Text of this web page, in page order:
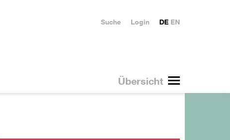
Übersicht
DE EN
Login
Suche